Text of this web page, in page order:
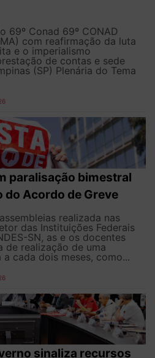
69º Conad 69º CONAD
com reafirmação da luta
e o imperialismo
de contas e sede
(SP) Plenária do Tema
paralisação bimestral
Acordo de Greve
realizada nas
das Instituições Federais
SN, as e os docentes
de realização de uma
cada dois meses, como...
sinaliza recursos